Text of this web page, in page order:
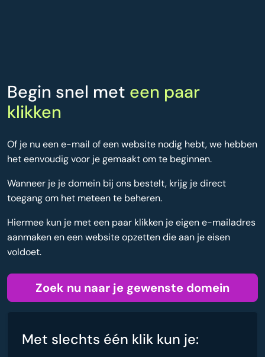
Begin snel met een paar
klikken
Of je nu een e-mail of een website nodig hebt, we hebben
het eenvoudig voor je gemaakt om te beginnen.
Wanneer je je domein bij ons bestelt, krijg je direct
toegang om het meteen te beheren.
Hiermee kun je met een paar klikken je eigen e-mailadres
aanmaken en een website opzetten die aan je eisen
voldoet.
Zoek nu naar je gewenste domein
Met slechts één klik kun je: